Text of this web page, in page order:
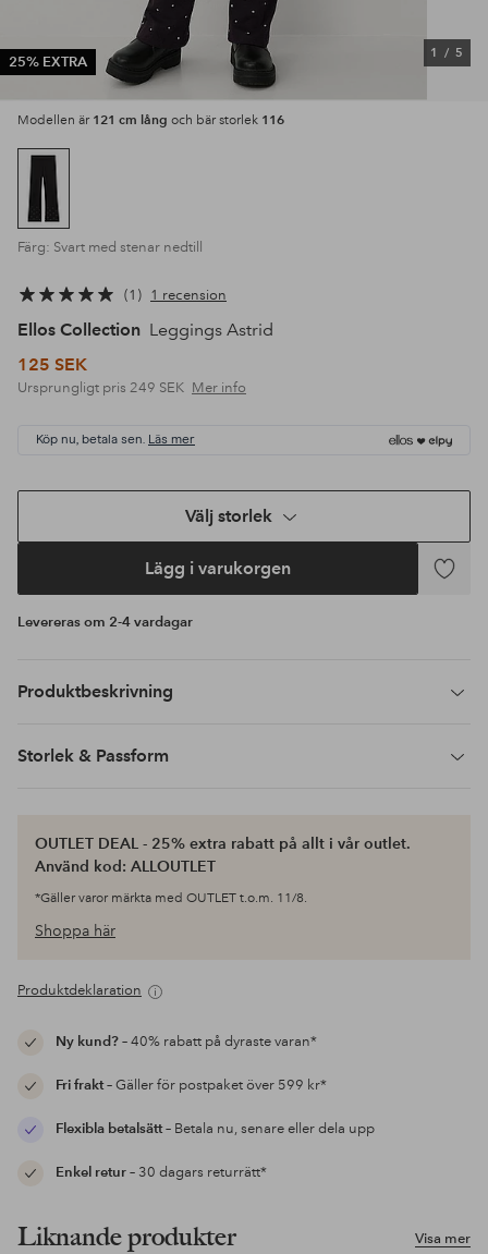
25% EXTRA
1 / 5
Modellen är 121 cm lång och bär storlek 116
Färg: Svart med stenar nedtill
1 1 recension
Ellos Collection Leggings Astrid
125 SEK
Ursprungligt pris 249 SEK Mer info
Köp nu, betala sen. Läs mer
Välj storlek
Lägg i varukorgen
Lägg
Levereras om 2-4 vardagar
Produktbeskrivning
Storlek & Passform
OUTLET DEAL - 25% extra rabatt på allt i vår outlet.
Använd kod: ALLOUTLET
*Gäller varor märkta med OUTLET t.o.m. 11/8.
Shoppa här
Produktdeklaration
Ny kund?– 40% rabatt på dyraste varan*
Fri frakt– Gäller för postpaket över 599 kr*
Flexibla betalsätt– Betala nu, senare eller dela upp
Enkel retur– 30 dagars returrätt*
Visa mer
Liknande produkter